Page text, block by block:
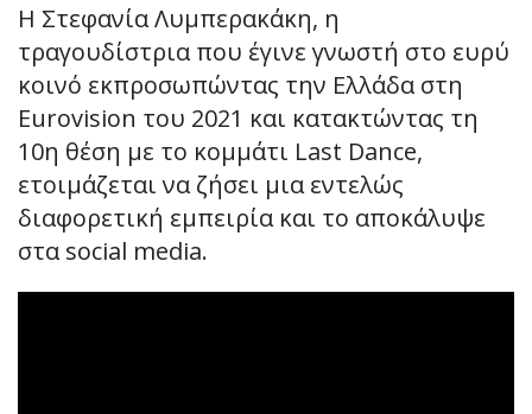
Η Στεφανία Λυμπερακάκη, η
τραγουδίστρια που έγινε γνωστή στο ευρύ
κοινό εκπροσωπώντας την Ελλάδα στη
Eurovision του 2021 και κατακτώντας τη
10η θέση με το κομμάτι Last Dance,
ετοιμάζεται να ζήσει μια εντελώς
διαφορετική εμπειρία και το αποκάλυψε
στα social media.